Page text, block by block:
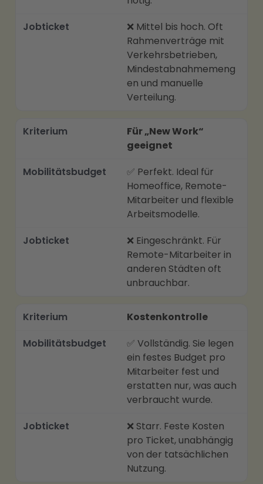
❌ Mittel bis hoch. Oft
Rahmenverträge mit
Verkehrsbetrieben,
Mindestabnahmemeng
en und manuelle
Verteilung.
Für „New Work“
geeignet
✅ Perfekt. Ideal für
Homeoffice, Remote-
Mitarbeiter und flexible
Arbeitsmodelle.
❌ Eingeschränkt. Für
Remote-Mitarbeiter in
anderen Städten oft
unbrauchbar.
Kostenkontrolle
✅ Vollständig. Sie legen
ein festes Budget pro
Mitarbeiter fest und
erstatten nur, was auch
verbraucht wurde.
❌ Starr. Feste Kosten
pro Ticket, unabhängig
von der tatsächlichen
Nutzung.